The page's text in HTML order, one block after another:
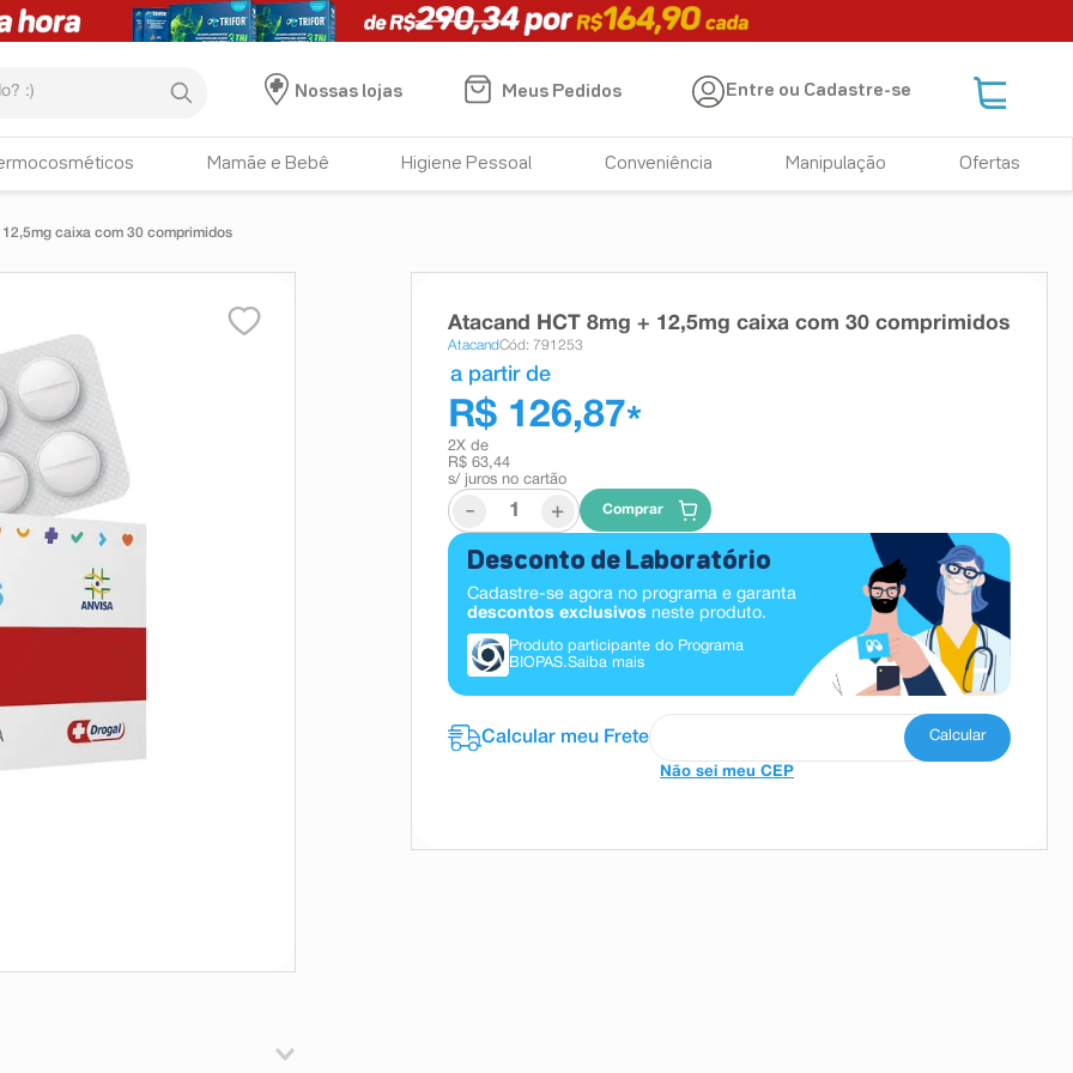
Nossas lojas
Meus Pedidos Entre ou Cadastre-se
Mamãe e Bebê Higiene Pessoal Conveniência Manipulação Ofertas
caixa com 30 comprimidos
Atacand HCT 8mg + 12,5mg caixa com 30 comprimidos
AtacandCód: 791253
a partir de
R$ 126,87*
2X de
R$ 63,44
s/ juros no cartão
- + Comprar
Desconto de Laboratório
Cadastre-se agora no programa e garanta
descontos exclusivos neste produto.
Produto participante do Programa
BIOPAS.Saiba mais
Não sei meu CEP